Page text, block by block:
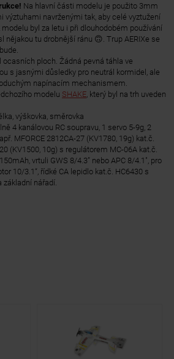
Na hlavní části modelu je použito 3mm
výztuhami navrženými tak, aby celé vyztužení
byl za letu i při dlouhodobém používání
nějakou tu drobnější ránu 🙃. Trup AERIXe se
ocasních ploch. Žádná pevná táhla ve
s jasnými důsledky pro neutrál kormidel, ale
napínacím mechanismem.
modelu SHAKE, který byl na trh uveden
výškovka, směrovka
4 kanálovou RC soupravu, 1 servo 5-9g, 2
MFORCE 2812CA-27 (KV1780, 19g) kat.č.
(KV1500, 10g) s regulátorem MC-06A kat.č.
vrtuli GWS 8/4.3” nebo APC 8/4.1", pro
10/3.1“, řídké CA lepidlo kat.č. HC6430 s
základní nářadí.